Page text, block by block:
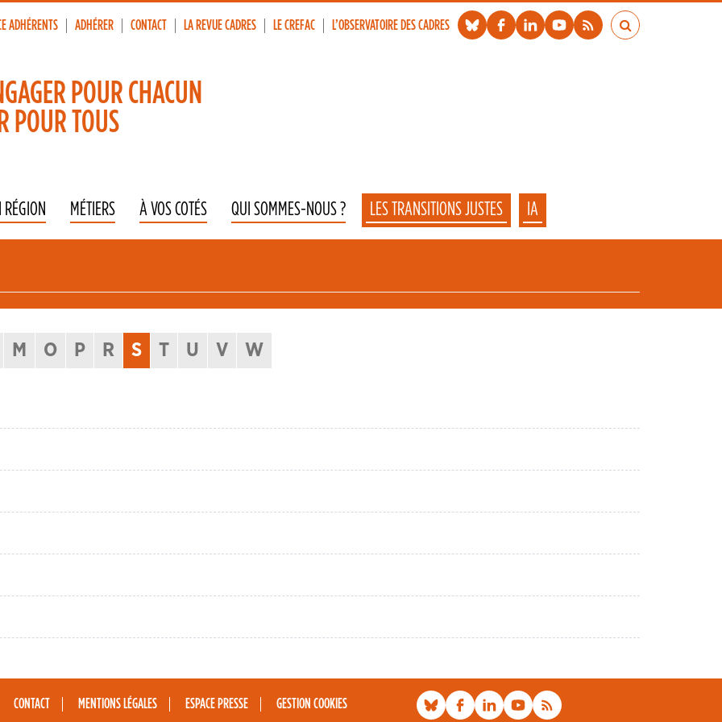
ADHÉRENTS ADHÉRER CONTACT LA REVUE CADRES LE CREFAC L’OBSERVATOIRE DES CADRES
POUR CHACUN
POUR TOUS
RÉGION MÉTIERS À VOS COTÉS QUI SOMMES-NOUS ? LES TRANSITIONS JUSTES IA
M O P R S T U V W
CONTACT MENTIONS LÉGALES ESPACE PRESSE GESTION COOKIES